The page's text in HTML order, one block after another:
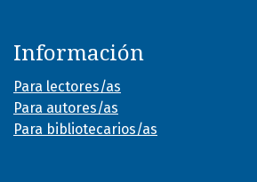
Información
Para lectores/as
Para autores/as
Para bibliotecarios/as